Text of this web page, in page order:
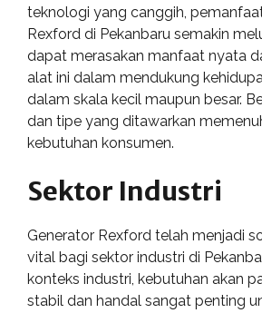
teknologi yang canggih,
Rexford di Pekanbaru semakin
dapat merasakan manfaat nyata
alat ini dalam mendukung
dalam skala kecil maupun besar.
dan tipe yang ditawarkan
kebutuhan konsumen.
Sektor Industri
Generator Rexford telah menjadi
vital bagi sektor industri di
konteks industri, kebutuhan akan
stabil dan handal sangat penting